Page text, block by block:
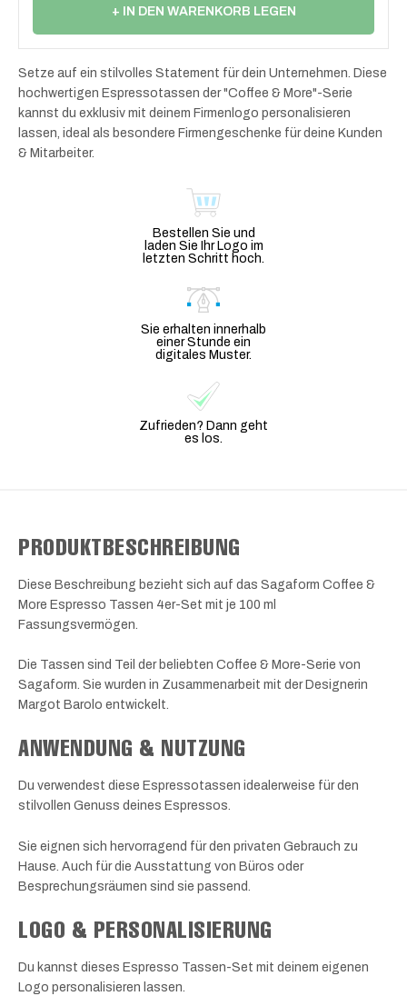
+ IN DEN WARENKORB LEGEN
Setze auf ein stilvolles Statement für dein Unternehmen. Diese
hochwertigen Espressotassen der "Coffee & More"-Serie
kannst du exklusiv mit deinem Firmenlogo personalisieren
lassen, ideal als besondere Firmengeschenke für deine Kunden
& Mitarbeiter.
Bestellen Sie und
laden Sie Ihr Logo im
letzten Schritt hoch.
Sie erhalten innerhalb
einer Stunde ein
digitales Muster.
Zufrieden? Dann geht
es los.
PRODUKTBESCHREIBUNG
Diese Beschreibung bezieht sich auf das Sagaform Coffee &
More Espresso Tassen 4er-Set mit je 100 ml
Fassungsvermögen.
Die Tassen sind Teil der beliebten Coffee & More-Serie von
Sagaform. Sie wurden in Zusammenarbeit mit der Designerin
Margot Barolo entwickelt.
ANWENDUNG & NUTZUNG
Du verwendest diese Espressotassen idealerweise für den
stilvollen Genuss deines Espressos.
Sie eignen sich hervorragend für den privaten Gebrauch zu
Hause. Auch für die Ausstattung von Büros oder
Besprechungsräumen sind sie passend.
LOGO & PERSONALISIERUNG
Du kannst dieses Espresso Tassen-Set mit deinem eigenen
Logo personalisieren lassen.